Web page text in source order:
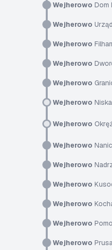
Wejherowo Dom
Wejherowo
Wejherowo
Wejherowo
Wejherowo
Wejherowo
Wejherowo
Wejherowo
Wejherowo
Wejherowo
Wejherowo
Wejherowo
Wejherowo